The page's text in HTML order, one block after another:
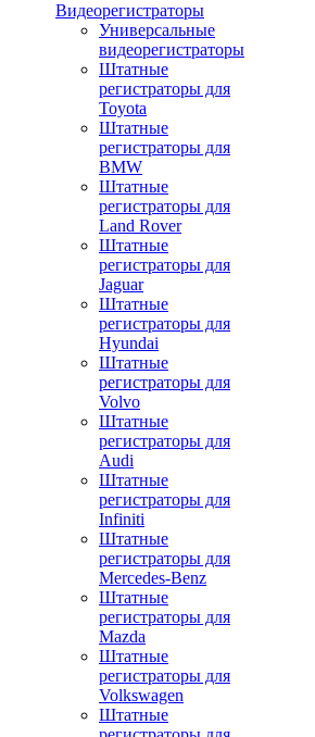
Видеорегистраторы
Универсальные
видеорегистраторы
Штатные
регистраторы для
Toyota
Штатные
регистраторы для
BMW
Штатные
регистраторы для
Land Rover
Штатные
регистраторы для
Jaguar
Штатные
регистраторы для
Hyundai
Штатные
регистраторы для
Volvo
Штатные
регистраторы для
Audi
Штатные
регистраторы для
Infiniti
Штатные
регистраторы для
Mercedes-Benz
Штатные
регистраторы для
Mazda
Штатные
регистраторы для
Volkswagen
Штатные